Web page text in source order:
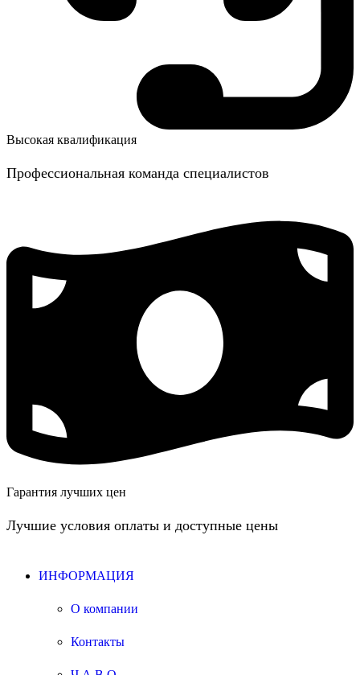
Высокая квалификация
Профессиональная команда специалистов
Гарантия лучших цен
Лучшие условия оплаты и доступные цены
ИНФОРМАЦИЯ
О компании
Контакты